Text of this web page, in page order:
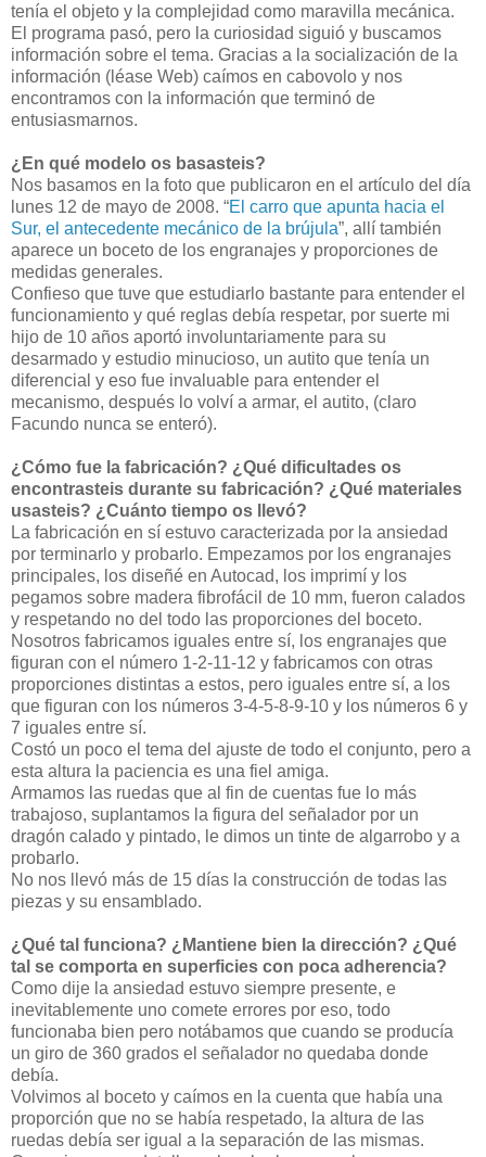
tenía el objeto y la complejidad como maravilla mecánica.
El programa pasó, pero la curiosidad siguió y buscamos
información sobre el tema. Gracias a la socialización de la
información (léase Web) caímos en cabovolo y nos
encontramos con la información que terminó de
entusiasmarnos.
¿En qué modelo os basasteis?
Nos basamos en la foto que publicaron en el artículo del día
lunes 12 de mayo de 2008. “El carro que apunta hacia el
Sur, el antecedente mecánico de la brújula”, allí también
aparece un boceto de los engranajes y proporciones de
medidas generales.
Confieso que tuve que estudiarlo bastante para entender el
funcionamiento y qué reglas debía respetar, por suerte mi
hijo de 10 años aportó involuntariamente para su
desarmado y estudio minucioso, un autito que tenía un
diferencial y eso fue invaluable para entender el
mecanismo, después lo volví a armar, el autito, (claro
Facundo nunca se enteró).
¿Cómo fue la fabricación? ¿Qué dificultades os
encontrasteis durante su fabricación? ¿Qué materiales
usasteis? ¿Cuánto tiempo os llevó?
La fabricación en sí estuvo caracterizada por la ansiedad
por terminarlo y probarlo. Empezamos por los engranajes
principales, los diseñé en Autocad, los imprimí y los
pegamos sobre madera fibrofácil de 10 mm, fueron calados
y respetando no del todo las proporciones del boceto.
Nosotros fabricamos iguales entre sí, los engranajes que
figuran con el número 1-2-11-12 y fabricamos con otras
proporciones distintas a estos, pero iguales entre sí, a los
que figuran con los números 3-4-5-8-9-10 y los números 6 y
7 iguales entre sí.
Costó un poco el tema del ajuste de todo el conjunto, pero a
esta altura la paciencia es una fiel amiga.
Armamos las ruedas que al fin de cuentas fue lo más
trabajoso, suplantamos la figura del señalador por un
dragón calado y pintado, le dimos un tinte de algarrobo y a
probarlo.
No nos llevó más de 15 días la construcción de todas las
piezas y su ensamblado.
¿Qué tal funciona? ¿Mantiene bien la dirección? ¿Qué
tal se comporta en superficies con poca adherencia?
Como dije la ansiedad estuvo siempre presente, e
inevitablemente uno comete errores por eso, todo
funcionaba bien pero notábamos que cuando se producía
un giro de 360 grados el señalador no quedaba donde
debía.
Volvimos al boceto y caímos en la cuenta que había una
proporción que no se había respetado, la altura de las
ruedas debía ser igual a la separación de las mismas.